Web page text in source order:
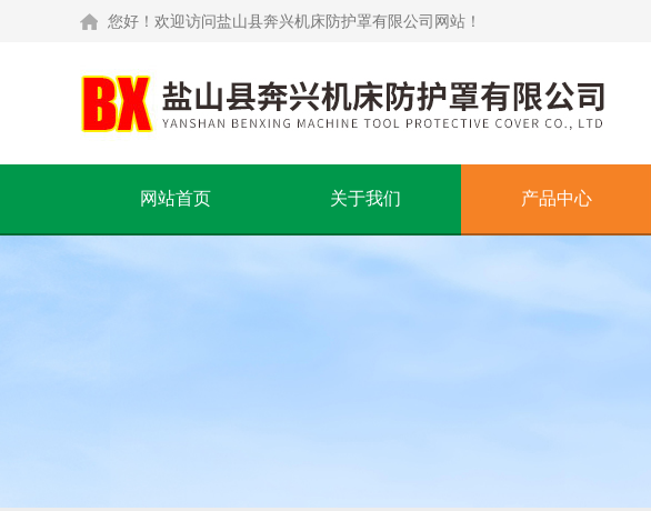
您好！欢迎访问盐山县奔兴机床防护罩有限公司网站！
网站首页 关于我们 产品中心